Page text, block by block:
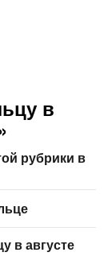
в
рубрики в
в августе